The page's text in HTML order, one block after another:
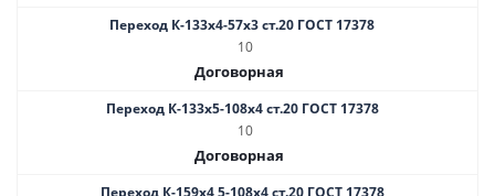
Переход К-133х4-57х3 ст.20 ГОСТ 17378
10
Договорная
Переход К-133х5-108х4 ст.20 ГОСТ 17378
10
Договорная
Переход К-159х4,5-108х4 ст.20 ГОСТ 17378